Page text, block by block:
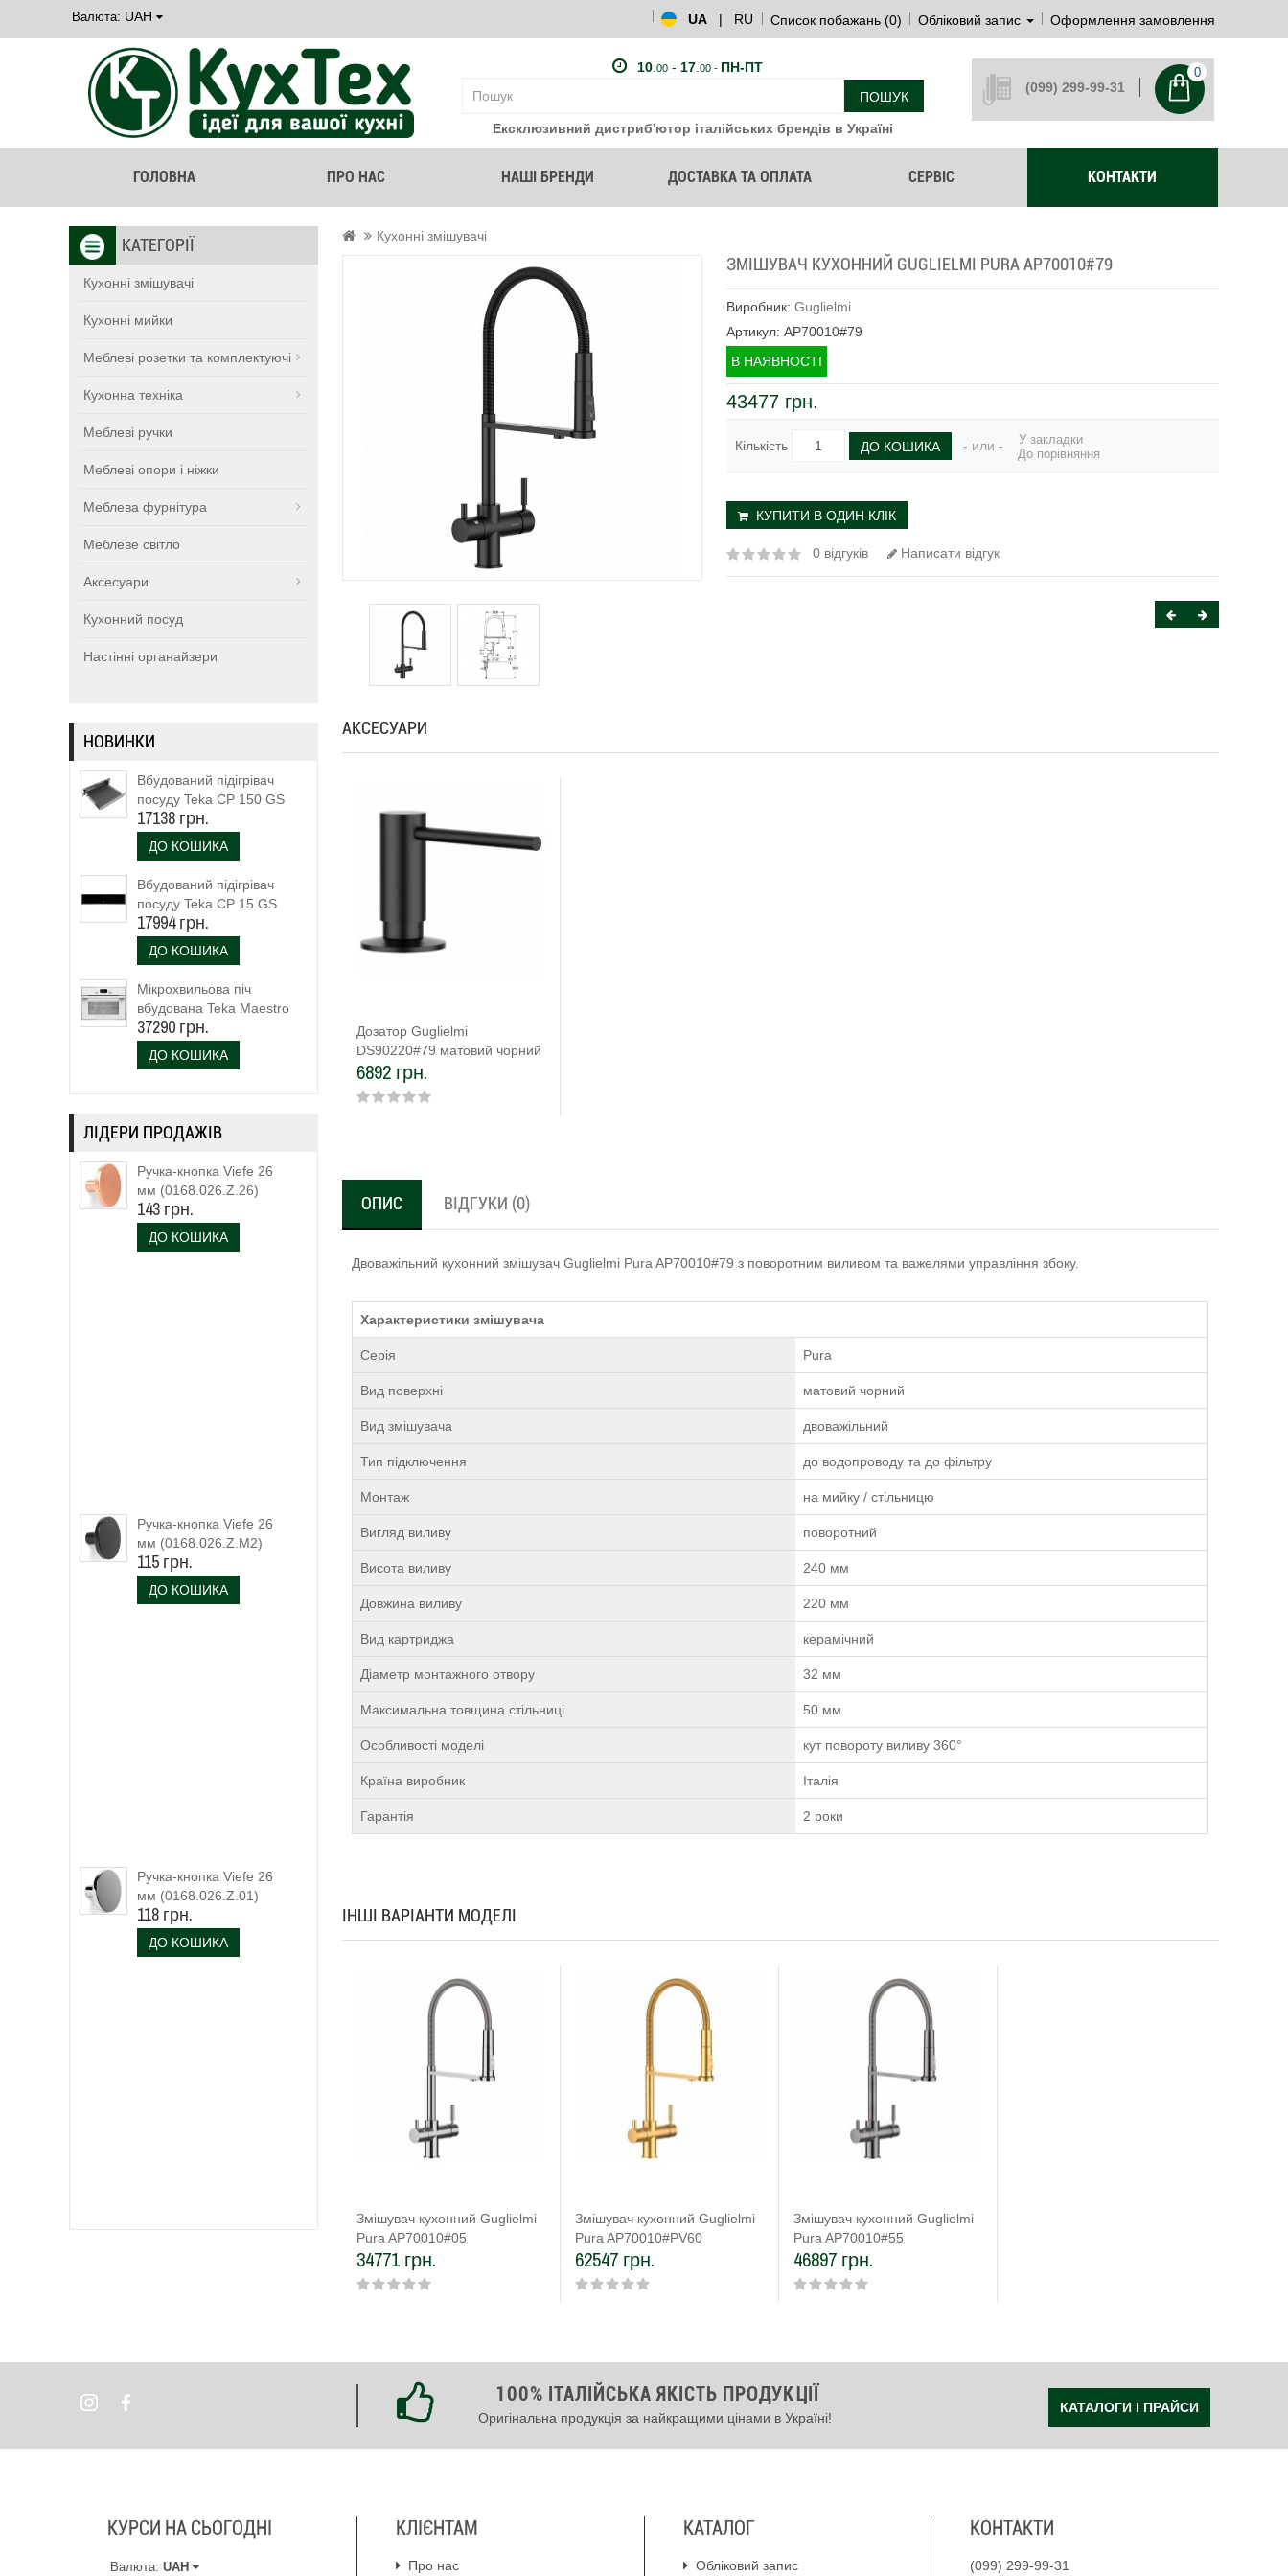
Валюта: UAH UA | RU Список побажань (0) Обліковий запис Оформлення замовлення
10. 00- 17. 00 - ПН-ПТ
ПОШУК
Ексклюзивний дистриб'ютор італійських брендів в Україні
(099) 299-99-31
0
ГОЛОВНА ПРО НАС НАШІ БРЕНДИ ДОСТАВКА ТА ОПЛАТА СЕРВІС КОНТАКТИ
КАТЕГОРІЇ
Кухонні змішувачі
Кухонні мийки
Меблеві розетки та комплектуючі
Кухонна техніка
Меблеві ручки
Меблеві опори і ніжки
Меблева фурнітура
Меблеве світло
Аксесуари
Кухонний посуд
Настінні органайзери
НОВИНКИ
Вбудований підігрівач
посуду Teka CP 150 GS
(111600003)
17138 грн.
ДО КОШИКА
Вбудований підігрівач
посуду Teka CP 15 GS
(40589920)
17994 грн.
ДО КОШИКА
Мікрохвильова піч
вбудована Teka Maestro
MLC 844 (111160023)
біле скло
37290 грн.
ДО КОШИКА
ЛІДЕРИ ПРОДАЖІВ
Ручка-кнопка Viefe 26
мм (0168.026.Z.26)
143 грн.
ДО КОШИКА
Ручка-кнопка Viefe 26
мм (0168.026.Z.M2)
чорний матовий
115 грн.
ДО КОШИКА
Ручка-кнопка Viefe 26
мм (0168.026.Z.01)
118 грн.
ДО КОШИКА
Кухонні змішувачі
ЗМІШУВАЧ КУХОННИЙ GUGLIELMI PURA AP70010#79
Виробник:Guglielmi
Артикул: AP70010#79
В НАЯВНОСТІ
43477 грн.
Кількість ДО КОШИКА - или -
У закладки
До порівняння
КУПИТИ В ОДИН КЛІК
0 відгуків Написати відгук
АКСЕСУАРИ
Дозатор Guglielmi
DS90220#79 матовий чорний
6892 грн.
ОПИС ВІДГУКИ (0)
Двоважільний кухонний змішувач Guglielmi Pura AP70010#79 з поворотним виливом та важелями управління збоку.
Характеристики змішувача
Серія Pura
Вид поверхні матовий чорний
Вид змішувача двоважільний
Тип підключення до водопроводу та до фільтру
Монтаж на мийку / стільницю
Вигляд виливу поворотний
Висота виливу 240 мм
Довжина виливу 220 мм
Вид картриджа керамічний
Діаметр монтажного отвору 32 мм
Максимальна товщина стільниці 50 мм
Особливості моделі кут повороту виливу 360°
Країна виробник Італія
Гарантія 2 роки
ІНШІ ВАРІАНТИ МОДЕЛІ
Змішувач кухонний Guglielmi
Pura AP70010#05
34771 грн.
Змішувач кухонний Guglielmi
Pura AP70010#PV60
62547 грн.
Змішувач кухонний Guglielmi
Pura AP70010#55
46897 грн.
100% ІТАЛІЙСЬКА ЯКІСТЬ ПРОДУКЦІЇ
Оригінальна продукція за найкращими цінами в Україні!
КАТАЛОГИ І ПРАЙСИ
КУРСИ НА СЬОГОДНІ
Валюта: UAH
КЛІЄНТАМ
Про нас
КАТАЛОГ
Обліковий запис
КОНТАКТИ
(099) 299-99-31